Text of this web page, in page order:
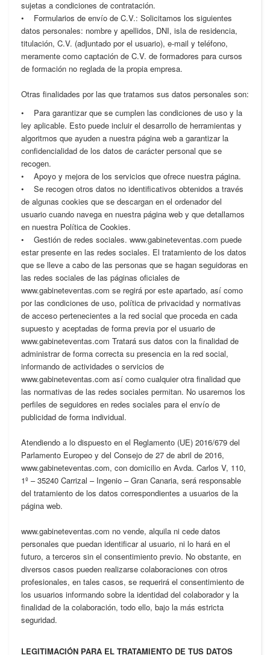
sujetas a condiciones de contratación.
• Formularios de envío de C.V.: Solicitamos los siguientes
datos personales: nombre y apellidos, DNI, isla de residencia,
titulación, C.V. (adjuntado por el usuario), e-mail y teléfono,
meramente como captación de C.V. de formadores para cursos
de formación no reglada de la propia empresa.
Otras finalidades por las que tratamos sus datos personales son:
• Para garantizar que se cumplen las condiciones de uso y la
ley aplicable. Esto puede incluir el desarrollo de herramientas y
algoritmos que ayuden a nuestra página web a garantizar la
confidencialidad de los datos de carácter personal que se
recogen.
• Apoyo y mejora de los servicios que ofrece nuestra página.
• Se recogen otros datos no identificativos obtenidos a través
de algunas cookies que se descargan en el ordenador del
usuario cuando navega en nuestra página web y que detallamos
en nuestra Política de Cookies.
• Gestión de redes sociales. www.gabineteventas.com puede
estar presente en las redes sociales. El tratamiento de los datos
que se lleve a cabo de las personas que se hagan seguidoras en
las redes sociales de las páginas oficiales de
www.gabineteventas.com se regirá por este apartado, así como
por las condiciones de uso, política de privacidad y normativas
de acceso pertenecientes a la red social que proceda en cada
supuesto y aceptadas de forma previa por el usuario de
www.gabineteventas.com Tratará sus datos con la finalidad de
administrar de forma correcta su presencia en la red social,
informando de actividades o servicios de
www.gabineteventas.com así como cualquier otra finalidad que
las normativas de las redes sociales permitan. No usaremos los
perfiles de seguidores en redes sociales para el envío de
publicidad de forma individual.
Atendiendo a lo dispuesto en el Reglamento (UE) 2016/679 del
Parlamento Europeo y del Consejo de 27 de abril de 2016,
www.gabineteventas.com, con domicilio en Avda. Carlos V, 110,
1º – 35240 Carrizal – Ingenio – Gran Canaria, será responsable
del tratamiento de los datos correspondientes a usuarios de la
página web.
www.gabineteventas.com no vende, alquila ni cede datos
personales que puedan identificar al usuario, ni lo hará en el
futuro, a terceros sin el consentimiento previo. No obstante, en
diversos casos pueden realizarse colaboraciones con otros
profesionales, en tales casos, se requerirá el consentimiento de
los usuarios informando sobre la identidad del colaborador y la
finalidad de la colaboración, todo ello, bajo la más estricta
seguridad.
LEGITIMACIÓN PARA EL TRATAMIENTO DE TUS DATOS